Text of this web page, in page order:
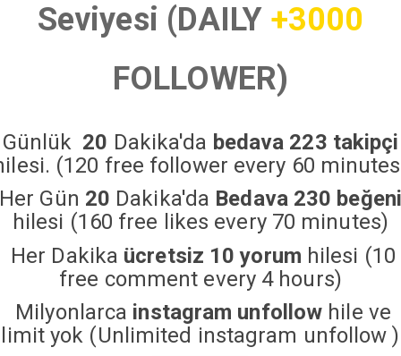
Seviyesi (DAILY +3000
FOLLOWER)
Günlük 20 Dakika'da bedava 223 takipçi
(120 free follower every 60
Her Gün 20 Dakika'da Bedava 230 beğeni
hilesi (160 free likes every 70 minutes)
Her Dakika ücretsiz 10 yorum hilesi (10
free comment every 4 hours)
Milyonlarca instagram unfollow hile ve
limit yok (Unlimited instagram unfollow )